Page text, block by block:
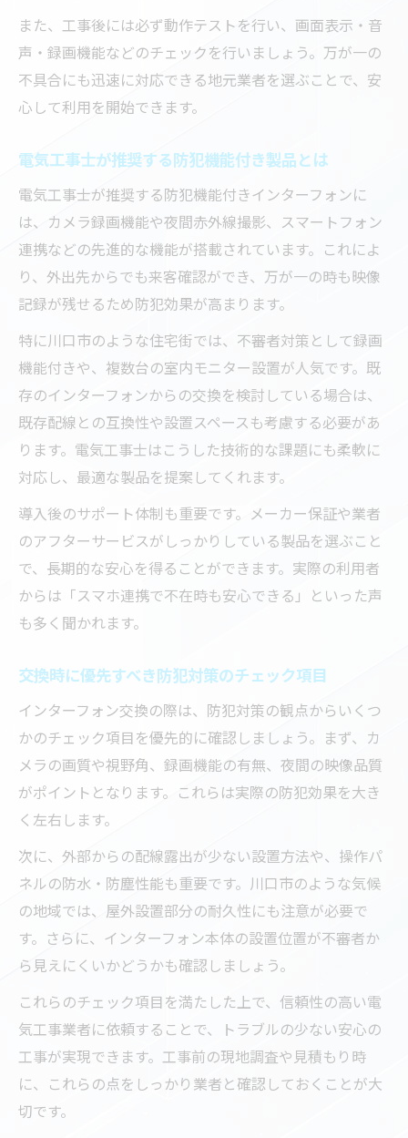
また、工事後には必ず動作テストを行い、画面表示・音
声・録画機能などのチェックを行いましょう。万が一の
不具合にも迅速に対応できる地元業者を選ぶことで、安
心して利用を開始できます。
電気工事士が推奨する防犯機能付き製品とは
電気工事士が推奨する防犯機能付きインターフォンに
は、カメラ録画機能や夜間赤外線撮影、スマートフォン
連携などの先進的な機能が搭載されています。これによ
り、外出先からでも来客確認ができ、万が一の時も映像
記録が残せるため防犯効果が高まります。
特に川口市のような住宅街では、不審者対策として録画
機能付きや、複数台の室内モニター設置が人気です。既
存のインターフォンからの交換を検討している場合は、
既存配線との互換性や設置スペースも考慮する必要があ
ります。電気工事士はこうした技術的な課題にも柔軟に
対応し、最適な製品を提案してくれます。
導入後のサポート体制も重要です。メーカー保証や業者
のアフターサービスがしっかりしている製品を選ぶこと
で、長期的な安心を得ることができます。実際の利用者
からは「スマホ連携で不在時も安心できる」といった声
も多く聞かれます。
交換時に優先すべき防犯対策のチェック項目
インターフォン交換の際は、防犯対策の観点からいくつ
かのチェック項目を優先的に確認しましょう。まず、カ
メラの画質や視野角、録画機能の有無、夜間の映像品質
がポイントとなります。これらは実際の防犯効果を大き
く左右します。
次に、外部からの配線露出が少ない設置方法や、操作パ
ネルの防水・防塵性能も重要です。川口市のような気候
の地域では、屋外設置部分の耐久性にも注意が必要で
す。さらに、インターフォン本体の設置位置が不審者か
ら見えにくいかどうかも確認しましょう。
これらのチェック項目を満たした上で、信頼性の高い電
気工事業者に依頼することで、トラブルの少ない安心の
工事が実現できます。工事前の現地調査や見積もり時
に、これらの点をしっかり業者と確認しておくことが大
切です。